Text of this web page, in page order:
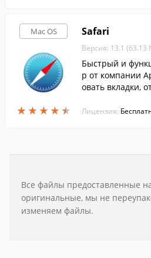
Mac OS
★ ★ ★ ★ ★
★ ★ ★ ★ ★
Safari
Версия: 13.1 (63.13
Быстрый и
р от компании
овать вкладки,
всплывающие
Лицензия:
Все файлы предоставленные
оригинальные, мы не
изменяем файлы.